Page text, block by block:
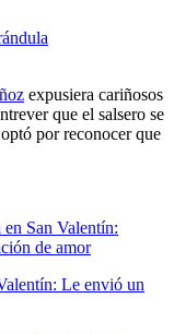
expusiera cariñosos
que el salsero se
por reconocer que
Le envió un